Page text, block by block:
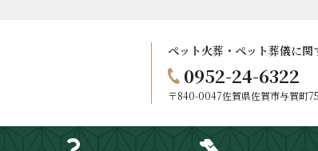
ペット火葬・ペット葬儀に関
0952-24-6322
〒840-0047佐賀県佐賀市与賀町